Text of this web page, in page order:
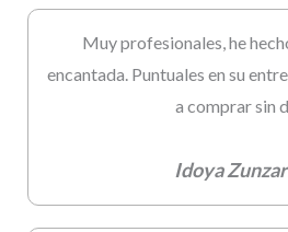
Muy profesionales, he
encantada. Puntuales en su
a comprar sin
Idoya